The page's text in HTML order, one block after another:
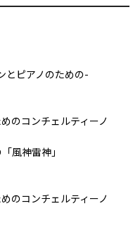
ピアノのための-
のコンチェルティーノ
風神雷神」
のコンチェルティーノ